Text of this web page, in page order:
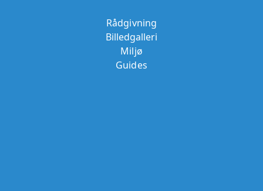
Rådgivning
Billedgalleri
Miljø
Guides